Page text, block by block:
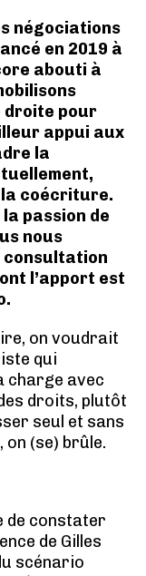
négociations
en 2019 à
abouti à
droite pour
appui aux
la
la coécriture.
la passion de
nous
consultation
l’apport est
on voudrait
qui
charge avec
droits, plutôt
seul et sans
on (se) brûle.
de constater
de Gilles
scénario